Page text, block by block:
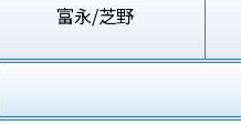
富永/芝野